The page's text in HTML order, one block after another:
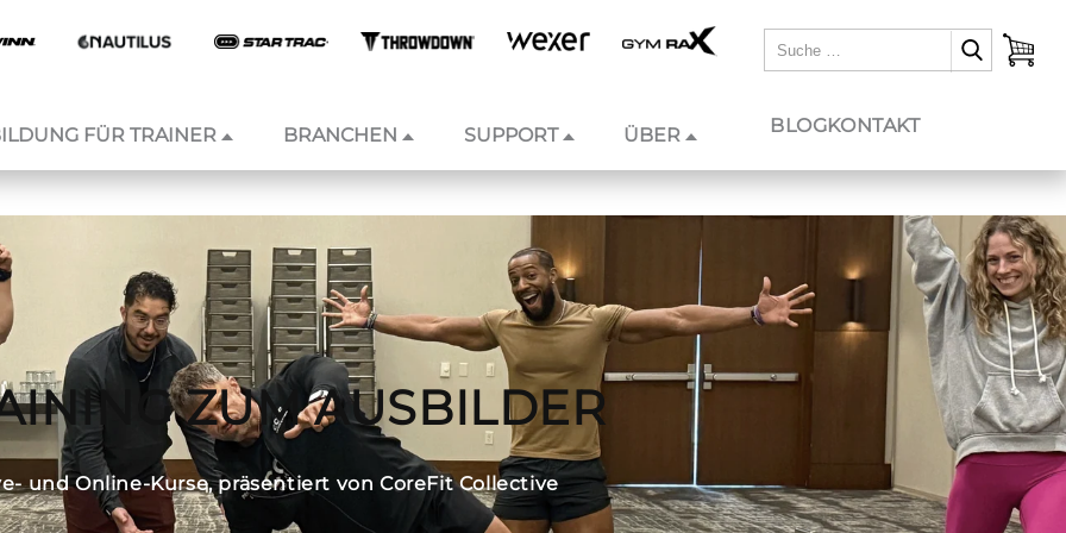
FÜR TRAINER BRANCHEN SUPPORT ÜBER BLOGKONTAKT
ZUM AUSBILDER
und Online-Kurse, präsentiert von CoreFit Collective